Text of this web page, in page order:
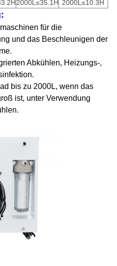
2000L≤35.1H 2000L≤10.3H
für die
und das Beschleunigen der
Abkühlen, Heizungs-,
bis zu 2000L, wenn das
ist, unter Verwendung